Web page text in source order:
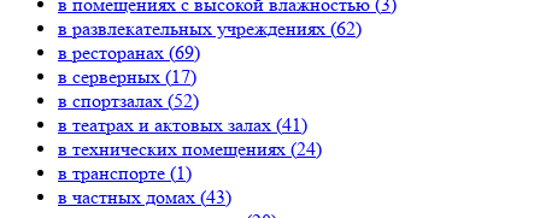
в развлекательных учреждениях (62)
в ресторанах (69)
в серверных (17)
в спортзалах (52)
в театрах и актовых залах (41)
в технических помещениях (24)
в транспорте (1)
в частных домах (43)